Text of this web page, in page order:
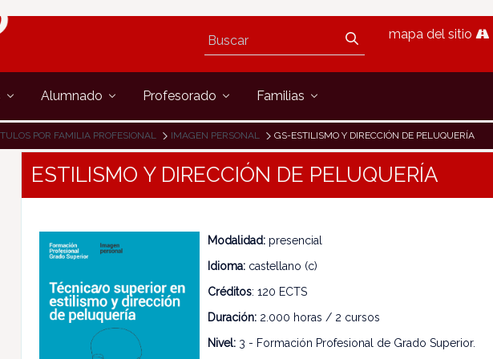
mapa del sitio
Alumnado Profesorado Familias
POR FAMILIA PROFESIONAL IMAGEN PERSONAL GS-ESTILISMO Y DIRECCIÓN DE PELUQUERÍA
ESTILISMO Y DIRECCIÓN DE PELUQUERÍA
Modalidad:presencial
Idioma:castellano (c)
Créditos: 120 ECTS
Duración: 2.000 horas / 2 cursos
Nivel:3 - Formación Profesional de Grado Superior.